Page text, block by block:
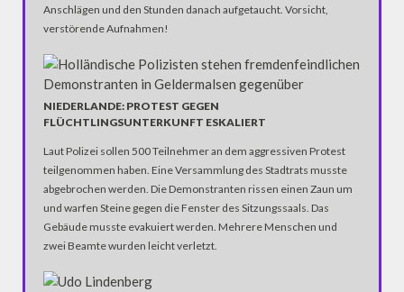
Anschlägen und den Stunden danach aufgetaucht. Vorsicht,
verstörende Aufnahmen!
NIEDERLANDE: PROTEST GEGEN
FLÜCHTLINGSUNTERKUNFT ESKALIERT
Laut Polizei sollen 500 Teilnehmer an dem aggressiven Protest
teilgenommen haben. Eine Versammlung des Stadtrats musste
abgebrochen werden. Die Demonstranten rissen einen Zaun um
und warfen Steine gegen die Fenster des Sitzungssaals. Das
Gebäude musste evakuiert werden. Mehrere Menschen und
zwei Beamte wurden leicht verletzt.